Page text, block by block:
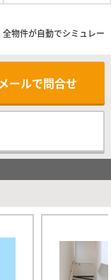
物件が自動でシミュレー
メールで問合せ